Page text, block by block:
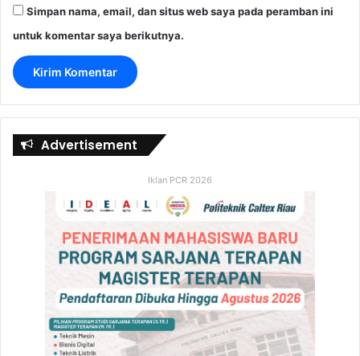
Simpan nama, email, dan situs web saya pada peramban ini
untuk komentar saya berikutnya.
Advertisement
Iklan PCR 2026